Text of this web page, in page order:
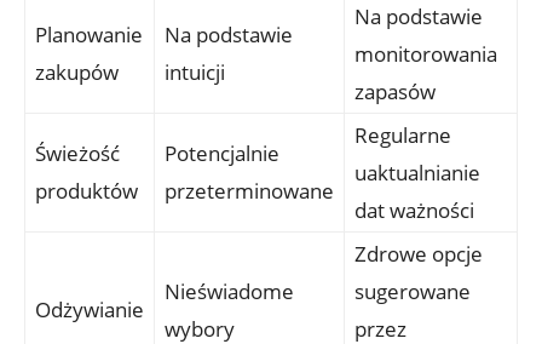
Planowanie
zakupów
Na podstawie
intuicji
Na podstawie
monitorowania
zapasów
Świeżość
produktów
Potencjalnie
przeterminowane
Regularne
uaktualnianie
dat ważności
Odżywianie
Nieświadome
wybory
Zdrowe opcje
sugerowane
przez